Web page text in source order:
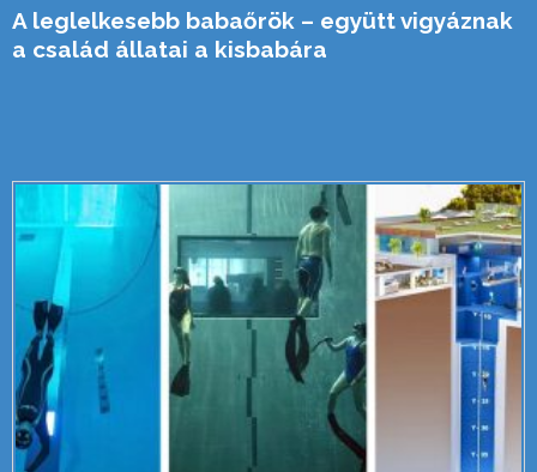
A leglelkesebb babaőrök – együtt vigyáznak
a család állatai a kisbabára